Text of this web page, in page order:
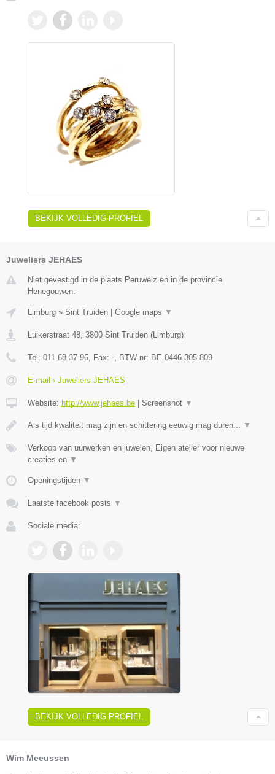
BEKIJK VOLLEDIG PROFIEL
Juweliers JEHAES
Niet gevestigd in de plaats Peruwelz en in de provincie
Henegouwen.
Limburg » Sint Truiden Google maps ▼
Luikerstraat 48, 3800 Sint Truiden (Limburg)
Tel: 011 68 37 96, Fax: -, BTW-nr: BE 0446.305.809
E-mail › Juweliers JEHAES
Website: http://www.jehaes.be Screenshot ▼
Als tijd kwaliteit mag zijn en schittering eeuwig mag duren... ▼
Verkoop van uurwerken en juwelen, Eigen atelier voor nieuwe
creaties en ▼
Openingstijden ▼
Laatste facebook posts ▼
Sociale media:
BEKIJK VOLLEDIG PROFIEL
Wim Meeussen